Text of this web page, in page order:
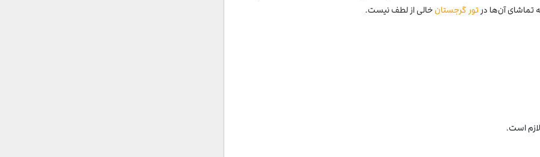
آن‌ها در تور گرجستانخالی از لطف نیست.
است.